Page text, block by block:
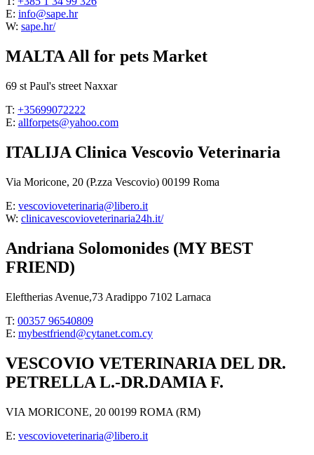
E: info@sape.hr
W: sape.hr/
MALTA All for pets Market
69 st Paul's street Naxxar
T: +35699072222
E: allforpets@yahoo.com
ITALIJA Clinica Vescovio Veterinaria
Via Moricone, 20 (P.zza Vescovio) 00199 Roma
E: vescovioveterinaria@libero.it
W: clinicavescovioveterinaria24h.it/
Andriana Solomonides (MY BEST
FRIEND)
Eleftherias Avenue,73 Aradippo 7102 Larnaca
T: 00357 96540809
E: mybestfriend@cytanet.com.cy
VESCOVIO VETERINARIA DEL DR.
PETRELLA L.-DR.DAMIA F.
VIA MORICONE, 20 00199 ROMA (RM)
E: vescovioveterinaria@libero.it